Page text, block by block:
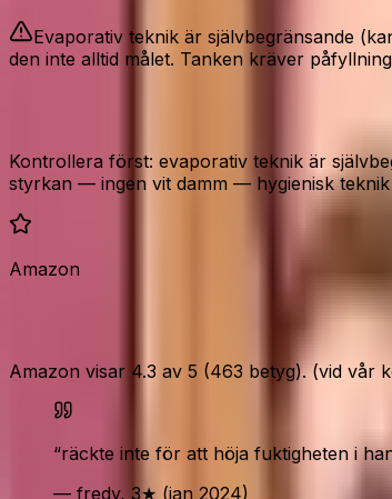
Evaporativ teknik är självbegränsande
den inte alltid målet. Tanken kräver
Kontrollera först: evaporativ teknik är
styrkan — ingen vit damm — hygienisk
Amazon
Vad Amazon-köparna säger
Amazon visar 4.3 av 5 (463 betyg). (vid vår
“räckte inte för att höja fuktigheten i
— fredy, 3★ (jan 2024)